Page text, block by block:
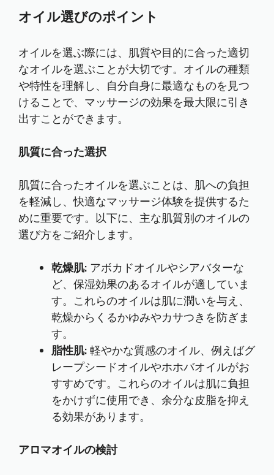
オイル選びのポイント
オイルを選ぶ際には、肌質や目的に合った適切
なオイルを選ぶことが大切です。オイルの種類
や特性を理解し、自分自身に最適なものを見つ
けることで、マッサージの効果を最大限に引き
出すことができます。
肌質に合った選択
肌質に合ったオイルを選ぶことは、肌への負担
を軽減し、快適なマッサージ体験を提供するた
めに重要です。以下に、主な肌質別のオイルの
選び方をご紹介します。
乾燥肌: アボカドオイルやシアバターな
ど、保湿効果のあるオイルが適していま
す。これらのオイルは肌に潤いを与え、
乾燥からくるかゆみやカサつきを防ぎま
す。
脂性肌: 軽やかな質感のオイル、例えばグ
レープシードオイルやホホバオイルがお
すすめです。これらのオイルは肌に負担
をかけずに使用でき、余分な皮脂を抑え
る効果があります。
アロマオイルの検討